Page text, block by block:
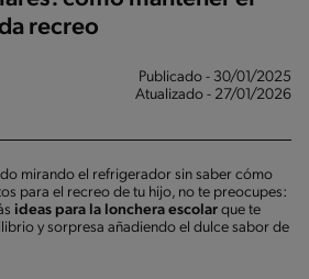
recreo
Publicado - 30/01/2025
Atualizado - 27/01/2026
mirando el refrigerador sin saber cómo
para el recreo de tu hijo, no te preocupes:
ideas para la lonchera escolar que te
y sorpresa añadiendo el dulce sabor de